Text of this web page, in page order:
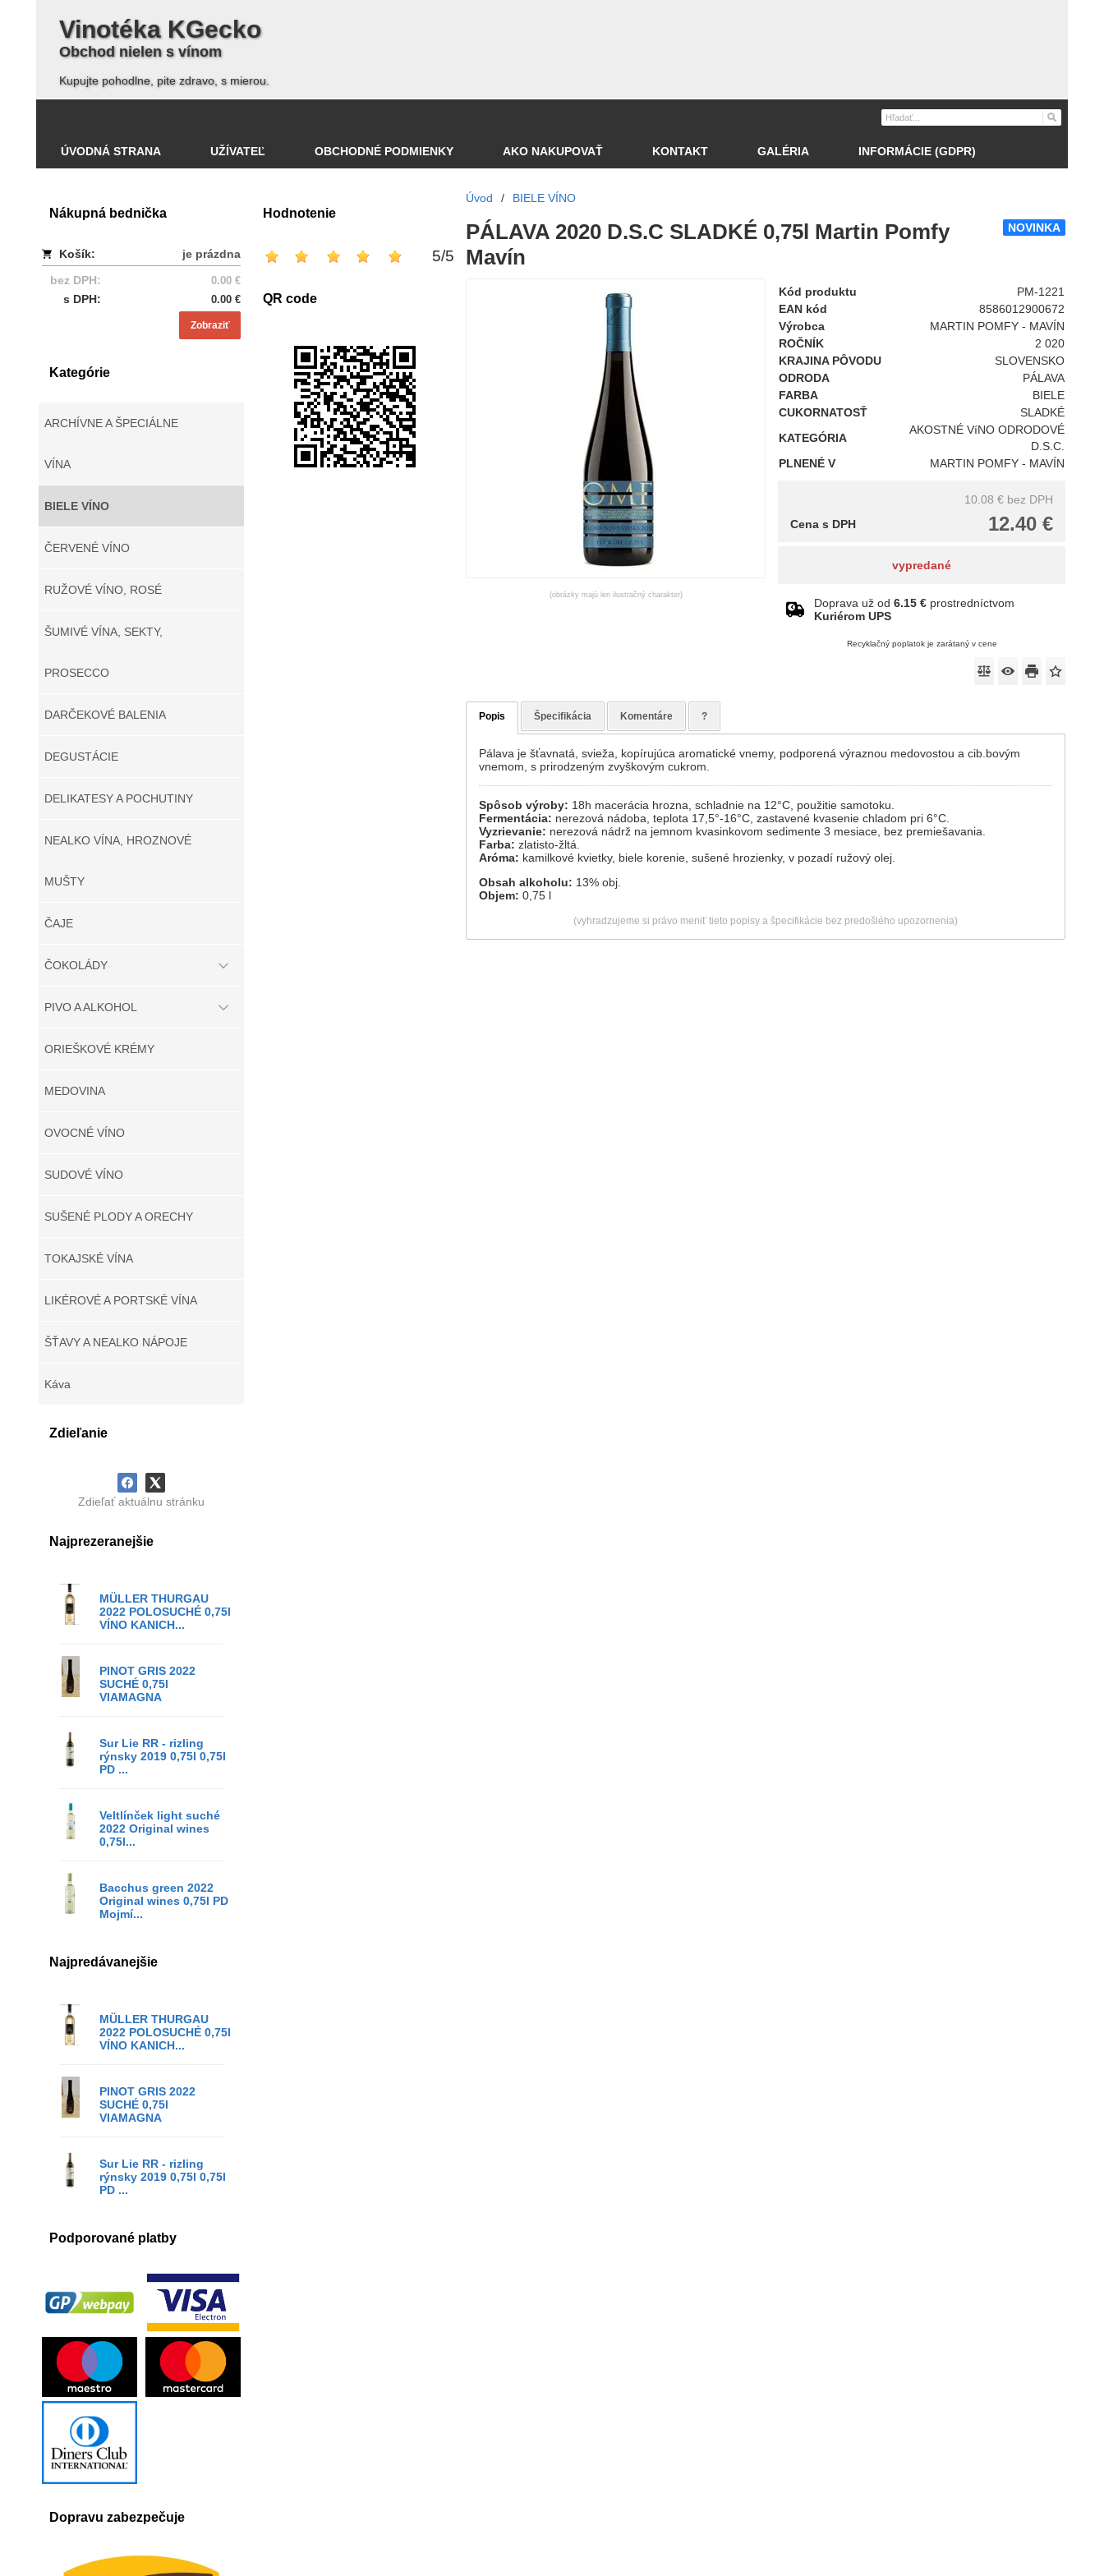
Vinotéka KGecko
Obchod nielen s vínom
Kupujte pohodlne, pite zdravo, s mierou.
ÚVODNÁ STRANA UŽÍVATEĽ OBCHODNÉ PODMIENKY AKO NAKUPOVAŤ KONTAKT GALÉRIA INFORMÁCIE (GDPR)
Nákupná bednička
Košík:
je prázdna
bez DPH:
0.00 €
s DPH: 0.00 €
Zobraziť
Kategórie
ARCHÍVNE A ŠPECIÁLNE
VÍNA
BIELE VÍNO
ČERVENÉ VÍNO
RUŽOVÉ VÍNO, ROSÉ
ŠUMIVÉ VÍNA, SEKTY,
PROSECCO
DARČEKOVÉ BALENIA
DEGUSTÁCIE
DELIKATESY A POCHUTINY
NEALKO VÍNA, HROZNOVÉ
MUŠTY
ČAJE
ČOKOLÁDY
PIVO A ALKOHOL
ORIEŠKOVÉ KRÉMY
MEDOVINA
OVOCNÉ VÍNO
SUDOVÉ VÍNO
SUŠENÉ PLODY A ORECHY
TOKAJSKÉ VÍNA
LIKÉROVÉ A PORTSKÉ VÍNA
ŠŤAVY A NEALKO NÁPOJE
Káva
Zdieľanie
Zdieľať aktuálnu stránku
Najprezeranejšie
MÜLLER THURGAU
2022 POLOSUCHÉ 0,75l
VÍNO KANICH...
PINOT GRIS 2022
SUCHÉ 0,75l
VIAMAGNA
Sur Lie RR - rizling
rýnsky 2019 0,75l 0,75l
PD ...
Veltlínček light suché
2022 Original wines
0,75l...
Bacchus green 2022
Original wines 0,75l PD
Mojmí...
Najpredávanejšie
MÜLLER THURGAU
2022 POLOSUCHÉ 0,75l
VÍNO KANICH...
PINOT GRIS 2022
SUCHÉ 0,75l
VIAMAGNA
Sur Lie RR - rizling
rýnsky 2019 0,75l 0,75l
PD ...
Podporované platby
Dopravu zabezpečuje
Hodnotenie
5/5
QR code
Úvod / BIELE VÍNO
NOVINKA
PÁLAVA 2020 D.S.C SLADKÉ 0,75l Martin Pomfy
Mavín
(obrázky majú len ilustračný charakter)
Kód produktu
PM-1221
EAN kód
8586012900672
Výrobca
MARTIN POMFY - MAVÍN
ROČNÍK
2 020
KRAJINA PÔVODU
SLOVENSKO
ODRODA
PÁLAVA
FARBA
BIELE
CUKORNATOSŤ
SLADKÉ
KATEGÓRIA
AKOSTNÉ VíNO ODRODOVÉ
D.S.C.
PLNENÉ V
MARTIN POMFY - MAVÍN
10.08 € bez DPH
12.40 €
Cena s DPH
vypredané
Doprava už od 6.15 € prostredníctvom
Kuriérom UPS
Recyklačný poplatok je zarátaný v cene
Popis Špecifikácia Komentáre ?
Pálava je šťavnatá, svieža, kopírujúca aromatické vnemy, podporená výraznou medovostou a cib.bovým
vnemom, s prirodzeným zvyškovým cukrom.
Spôsob výroby: 18h macerácia hrozna, schladnie na 12°C, použitie samotoku.
Fermentácia: nerezová nádoba, teplota 17,5°-16°C, zastavené kvasenie chladom pri 6°C.
Vyzrievanie: nerezová nádrž na jemnom kvasinkovom sedimente 3 mesiace, bez premiešavania.
Farba: zlatisto-žltá.
Aróma: kamilkové kvietky, biele korenie, sušené hrozienky, v pozadí ružový olej.
Obsah alkoholu: 13% obj.
Objem: 0,75 l
(vyhradzujeme si právo meniť tieto popisy a špecifikácie bez predošlého upozornenia)